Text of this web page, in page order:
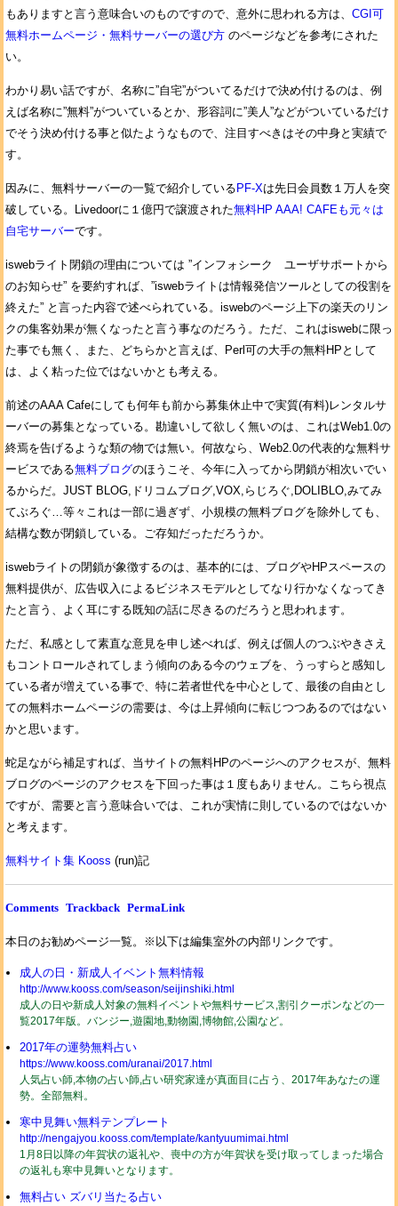
もありますと言う意味合いのものですので、意外に思われる方は、 CGI可
無料ホームページ・無料サーバーの選び方 のページなどを参考にされた
い。
わかり易い話ですが、名称に”自宅”がついてるだけで決め付けるのは、例
えば名称に”無料”がついているとか、形容詞に”美人”などがついているだけ
でそう決め付ける事と似たようなもので、注目すべきはその中身と実績で
す。
因みに、無料サーバーの一覧で紹介している PF-Xは先日会員数１万人を突
破している。Livedoorに１億円で譲渡された無料HP AAA! CAFEも元々は
自宅サーバーです。
iswebライト閉鎖の理由については ”インフォシーク ユーザサポートから
のお知らせ” を要約すれば、”iswebライトは情報発信ツールとしての役割を
終えた” と言った内容で述べられている。iswebのページ上下の楽天のリン
クの集客効果が無くなったと言う事なのだろう。ただ、これはiswebに限っ
た事でも無く、また、どちらかと言えば、Perl可の大手の無料HPとして
は、よく粘った位ではないかとも考える。
前述のAAA Cafeにしても何年も前から募集休止中で実質(有料)レンタルサ
ーバーの募集となっている。勘違いして欲しく無いのは、これはWeb1.0の
終焉を告げるような類の物では無い。何故なら、Web2.0の代表的な無料サ
ービスである無料ブログのほうこそ、今年に入ってから閉鎖が相次いでい
るからだ。JUST BLOG,ドリコムブログ,VOX,らじろぐ,DOLIBLO,みてみ
てぶろぐ…等々これは一部に過ぎず、小規模の無料ブログを除外しても、
結構な数が閉鎖している。ご存知だっただろうか。
iswebライトの閉鎖が象徴するのは、基本的には、ブログやHPスペースの
無料提供が、広告収入によるビジネスモデルとしてなり行かなくなってき
たと言う、よく耳にする既知の話に尽きるのだろうと思われます。
ただ、私感として素直な意見を申し述べれば、例えば個人のつぶやきさえ
もコントロールされてしまう傾向のある今のウェブを、うっすらと感知し
ている者が増えている事で、特に若者世代を中心として、最後の自由とし
ての無料ホームページの需要は、今は上昇傾向に転じつつあるのではない
かと思います。
蛇足ながら補足すれば、当サイトの無料HPのページへのアクセスが、無料
ブログのページのアクセスを下回った事は１度もありません。こちら視点
ですが、需要と言う意味合いでは、これが実情に則しているのではないか
と考えます。
無料サイト集 Kooss (run)記
Comments Trackback PermaLink
本日のお勧めページ一覧。※以下は編集室外の内部リンクです。
成人の日・新成人イベント無料情報
http://www.kooss.com/season/seijinshiki.html
成人の日や新成人対象の無料イベントや無料サービス,割引クーポンなどの一
覧2017年版。バンジー,遊園地,動物園,博物館,公園など。
2017年の運勢無料占い
https://www.kooss.com/uranai/2017.html
人気占い師,本物の占い師,占い研究家達が真面目に占う、2017年あなたの運
勢。全部無料。
寒中見舞い無料テンプレート
http://nengajyou.kooss.com/template/kantyuumimai.html
1月8日以降の年賀状の返礼や、喪中の方が年賀状を受け取ってしまった場合
の返礼も寒中見舞いとなります。
無料占い ズバリ当たる占い